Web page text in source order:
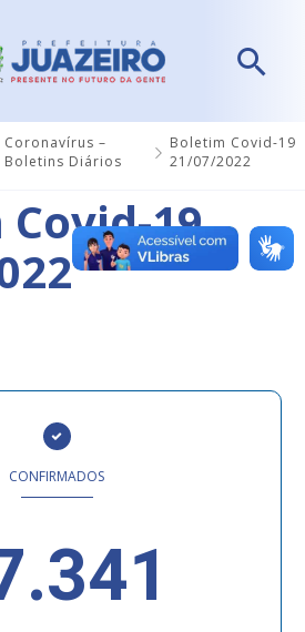
Coronavírus –
Boletins Diários
Boletim Covid-19
21/07/2022
19
CONFIRMADOS